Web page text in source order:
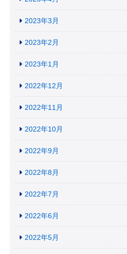
2023年3月
2023年2月
2023年1月
2022年12月
2022年11月
2022年10月
2022年9月
2022年8月
2022年7月
2022年6月
2022年5月